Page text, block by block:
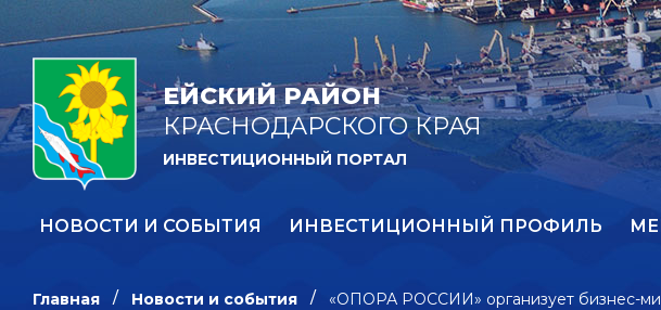
ЕЙСКИЙ РАЙОН
КРАСНОДАРСКОГО КРАЯ
ИНВЕСТИЦИОННЫЙ ПОРТАЛ
НОВОСТИ И СОБЫТИЯ ИНВЕСТИЦИОННЫЙ ПРОФИЛЬ
Главная Новости и события «ОПОРА РОССИИ» организует бизнес-